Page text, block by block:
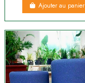
Ajouter au panier